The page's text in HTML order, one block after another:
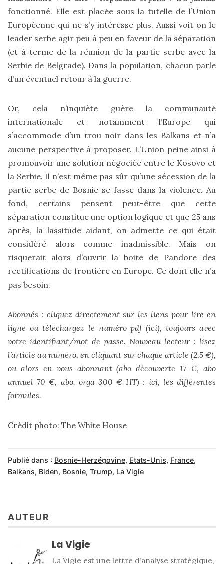
fonctionné. Elle est placée sous la tutelle de l’Union
Européenne qui ne s’y intéresse plus. Aussi voit on le
leader serbe agir peu à peu en faveur de la séparation
(et à terme de la réunion de la partie serbe avec la
Serbie de Belgrade). Dans la population, chacun parle
d’un éventuel retour à la guerre.
Or, cela n’inquiète guère la communauté
internationale et notamment l’Europe qui
s’accommode d’un trou noir dans les Balkans et n’a
aucune perspective à proposer. L’Union peine ainsi à
promouvoir une solution négociée entre le Kosovo et
la Serbie. Il n’est même pas sûr qu’une sécession de la
partie serbe de Bosnie se fasse dans la violence. Au
fond, certains pensent peut-être que cette
séparation constitue une option logique et que 25 ans
après, la lassitude aidant, on admette ce qui était
considéré alors comme inadmissible. Mais on
risquerait alors d’ouvrir la boite de Pandore des
rectifications de frontière en Europe. Ce dont elle n’a
pas besoin.
Abonnés : cliquez directement sur les liens pour lire en
ligne ou téléchargez le numéro pdf (ici), toujours avec
votre identifiant/mot de passe. Nouveau lecteur : lisez
l’article au numéro, en cliquant sur chaque article (2,5 €),
ou alors en vous abonnant (abo découverte 17 €, abo
annuel 70 €, abo. orga 300 € HT) : ici, les différentes
formules.
Crédit photo: The White House
Publié dans : Bosnie-Herzégovine, Etats-Unis, France,
Balkans, Biden, Bosnie, Trump, La Vigie
AUTEUR
La Vigie
La Vigie est une lettre d'analyse stratégique,